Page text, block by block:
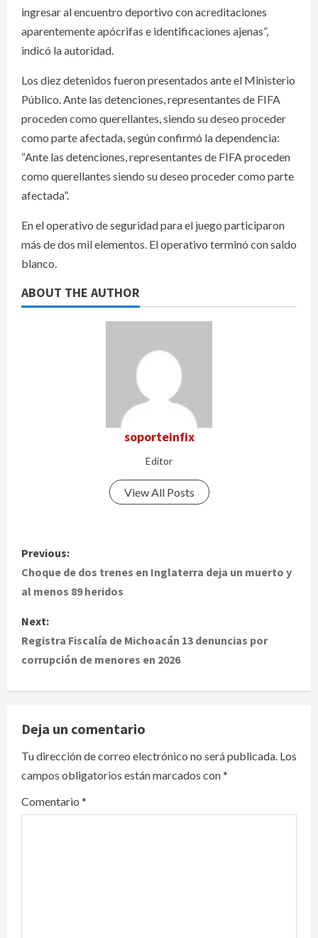
ingresar al encuentro deportivo con acreditaciones
aparentemente apócrifas e identificaciones ajenas”,
indicó la autoridad.
Los diez detenidos fueron presentados ante el Ministerio
Público. Ante las detenciones, representantes de FIFA
proceden como querellantes, siendo su deseo proceder
como parte afectada, según confirmó la dependencia:
“Ante las detenciones, representantes de FIFA proceden
como querellantes siendo su deseo proceder como parte
afectada”.
En el operativo de seguridad para el juego participaron
más de dos mil elementos. El operativo terminó con saldo
blanco.
ABOUT THE AUTHOR
soporteinfix
Editor
View All Posts
P
o
t
n
a
v
i
g
a
Previous:
Choque de dos trenes en Inglaterra deja un muerto y
al menos 89 heridos
Next:
Registra Fiscalía de Michoacán 13 denuncias por
corrupción de menores en 2026
Deja un comentario
Tu dirección de correo electrónico no será publicada. Los
campos obligatorios están marcados con*
Comentario *